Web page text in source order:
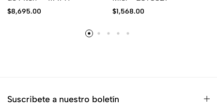
$8,695.00 $1,568.00
Suscribete a nuestro boletín